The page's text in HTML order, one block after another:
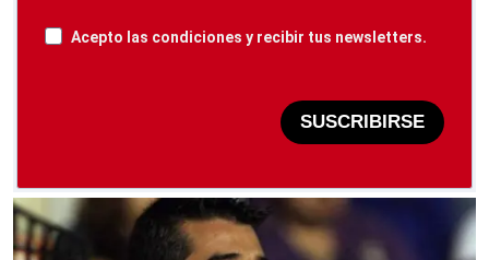
Acepto las condiciones y recibir tus newsletters.
SUSCRIBIRSE